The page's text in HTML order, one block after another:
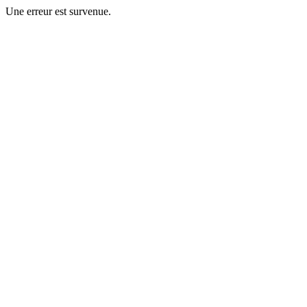
Une erreur est survenue.